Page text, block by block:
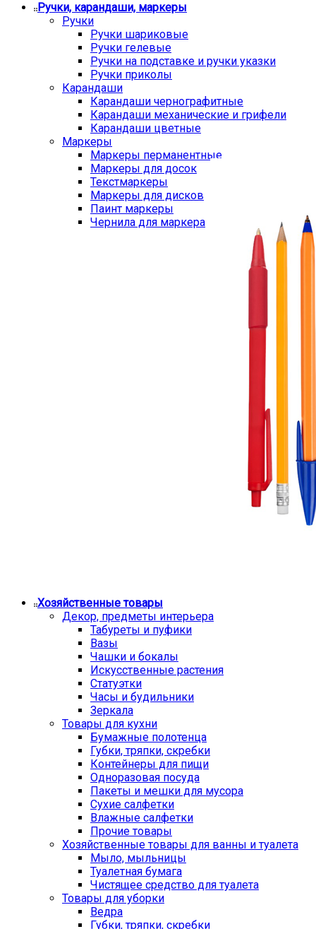
Ручки, карандаши, маркеры
Ручки
Ручки шариковые
Ручки гелевые
Ручки на подставке и ручки указки
Ручки приколы
Карандаши
Карандаши чернографитные
Карандаши механические и грифели
Карандаши цветные
Маркеры
Маркеры перманентные
Маркеры для досок
Текстмаркеры
Маркеры для дисков
Паинт маркеры
Чернила для маркера
Хозяйственные товары
Декор, предметы интерьера
Табуреты и пуфики
Вазы
Чашки и бокалы
Искусственные растения
Статуэтки
Часы и будильники
Зеркала
Товары для кухни
Бумажные полотенца
Губки, тряпки, скребки
Контейнеры для пищи
Одноразовая посуда
Пакеты и мешки для мусора
Сухие салфетки
Влажные салфетки
Прочие товары
Хозяйственные товары для ванны и туалета
Мыло, мыльницы
Туалетная бумага
Чистящее средство для туалета
Товары для уборки
Ведра
Губки, тряпки, скребки